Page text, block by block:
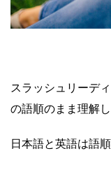
スラッシュリーデ
の語順のまま理解
日本語と英語は語